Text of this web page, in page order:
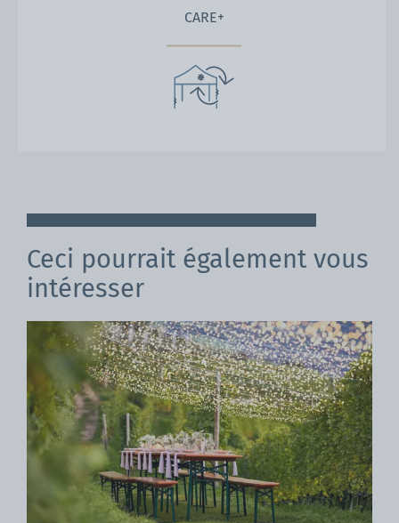
CARE+
Ceci pourrait également vous
intéresser